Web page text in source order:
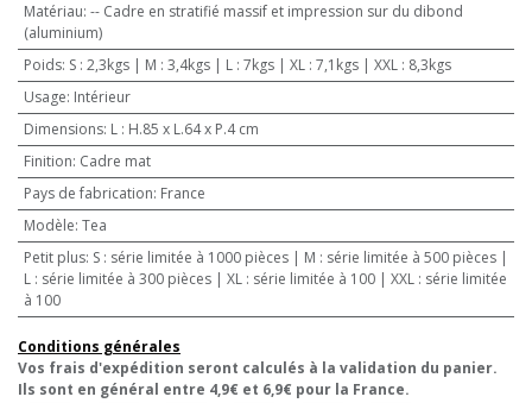
Matériau: -- Cadre en stratifié massif et impression sur du dibond
(aluminium)
Poids: S : 2,3kgs | M : 3,4kgs | L : 7kgs | XL : 7,1kgs | XXL : 8,3kgs
Usage: Intérieur
Dimensions: L : H.85 x L.64 x P.4 cm
Finition: Cadre mat
Pays de fabrication: France
Modèle: Tea
Petit plus: S : série limitée à 1000 pièces | M : série limitée à 500 pièces |
L : série limitée à 300 pièces | XL : série limitée à 100 | XXL : série limitée
à 100
Conditions générales
Vos frais d'expédition seront calculés à la validation du panier.
Ils sont en général entre 4,9€ et 6,9€ pour la France.